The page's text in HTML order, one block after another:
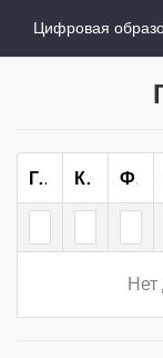
Группа Курс Форма Обучения